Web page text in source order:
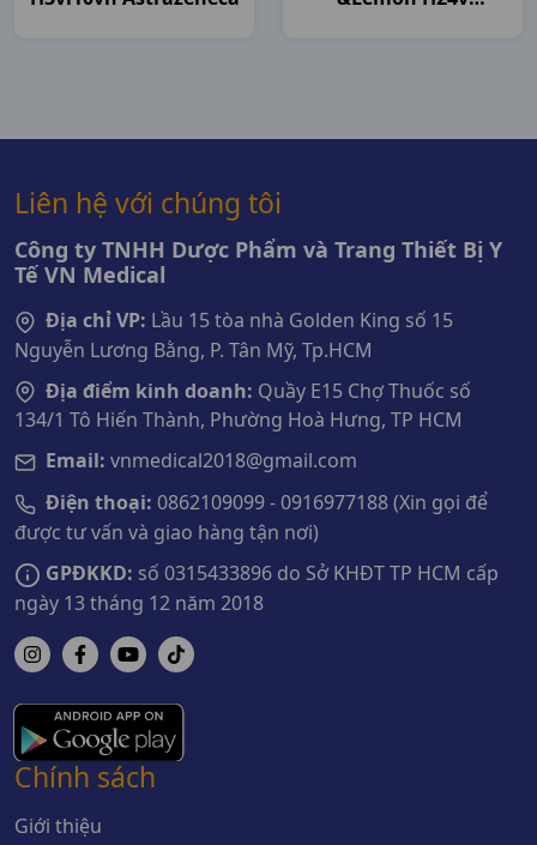
Liên hệ với chúng tôi
Công ty TNHH Dược Phẩm và Trang Thiết Bị Y
Tế VN Medical
Địa chỉ VP: Lầu 15 tòa nhà Golden King số 15
Nguyễn Lương Bằng, P. Tân Mỹ, Tp.HCM
Địa điểm kinh doanh: Quầy E15 Chợ Thuốc số
134/1 Tô Hiến Thành, Phường Hoà Hưng, TP HCM
Email: vnmedical2018@gmail.com
Điện thoại: 0862109099 - 0916977188 (Xin gọi để
được tư vấn và giao hàng tận nơi)
GPĐKKD: số 0315433896 do Sở KHĐT TP HCM cấp
ngày 13 tháng 12 năm 2018
Chính sách
Giới thiệu